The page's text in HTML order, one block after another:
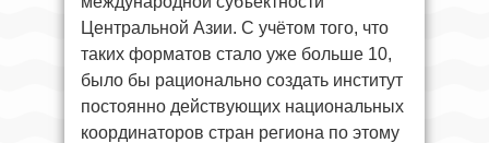
Центральной Азии. С учётом того, что
таких форматов стало уже больше 10,
было бы рационально создать институт
постоянно действующих национальных
координаторов стран региона по этому